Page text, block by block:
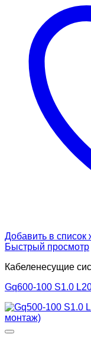
Добавить в список
Быстрый просмотр
Кабеленесущие
Gq600-100 S1.0